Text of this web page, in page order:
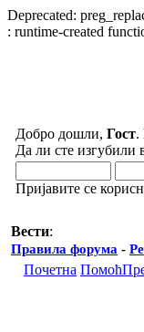
Deprecated:
: runtime-created
Добро дошли, Гост.
Да ли сте изгубили
Пријавите се
Вести:
Правила форума -
Почетна Помоћ